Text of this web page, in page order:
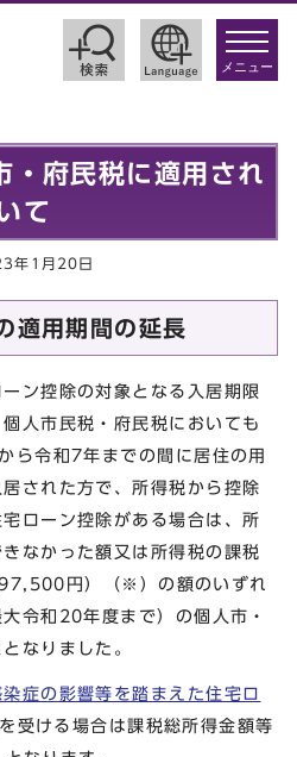
toggle
メニュー
・府民税に適用され
て
年1月20日
適用期間の延長
ン控除の対象となる入居期限
人市民税・府民税においても
ら令和7年までの間に居住の用
された方で、所得税から控除
ローン控除がある場合は、所
なかった額又は所得税の課税
円）（※）の額のいずれ
令和20年度まで）の個人市・
なりました。
症の影響等を踏まえた住宅ロ
受ける場合は課税総所得金額等